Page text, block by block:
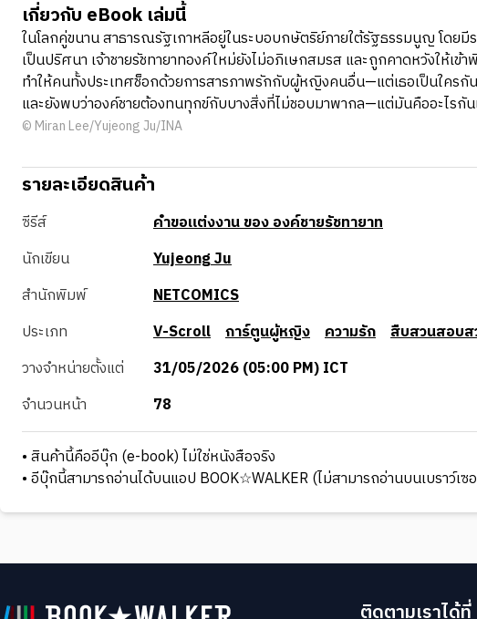
เกี่ยวกับ eBook เล่มนี้
ในโลกคู่ขนาน สาธารณรัฐเกาหลีอยู่ในระบอบกษัตริย์ภายใต้รัฐธรรมนูญ โดย
เป็นปริศนา เจ้าชายรัชทายาทองค์ใหม่ยังไม่อภิเษกสมรส และถูกคาดหวังให้
ทำให้คนทั้งประเทศช็อกด้วยการสารภาพรักกับผู้หญิงคนอื่น—แต่เธอเป็นใครกั
และยังพบว่าองค์ชายต้องทนทุกข์กับบางสิ่งที่ไม่ชอบมาพากล—แต่มันคืออะไรกั
© Miran Lee/Yujeong Ju/INA
รายละเอียดสินค้า
ซีรีส์
คำขอแต่งงาน ของ องค์ชายรัชทายาท
นักเขียน
Yujeong Ju
สำนักพิมพ์
NETCOMICS
ประเภท
V-Scroll การ์ตูนผู้หญิง ความรัก สืบสวนสอบส
วางจำหน่ายตั้งแต่
31/05/2026 (05:00 PM) ICT
จำนวนหน้า
78
• สินค้านี้คืออีบุ๊ก (e-book) ไม่ใช่หนังสือจริง
• อีบุ๊กนี้สามารถอ่านได้บนแอป BOOK☆WALKER (ไม่สามารถอ่านบนเบราว์เซ